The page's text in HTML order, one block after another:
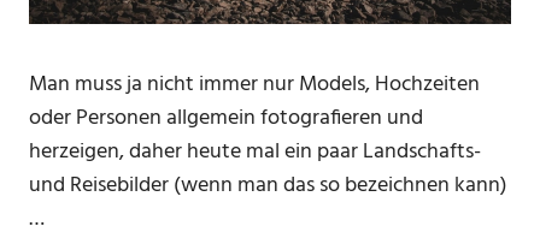
Man muss ja nicht immer nur Models, Hochzeiten
oder Personen allgemein fotografieren und
herzeigen, daher heute mal ein paar Landschafts-
und Reisebilder (wenn man das so bezeichnen kann)
…